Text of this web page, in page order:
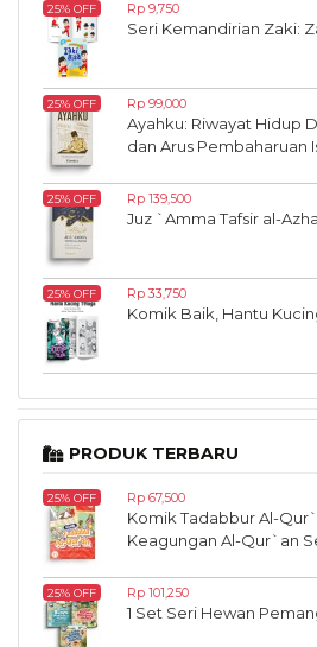
25% OFF Rp 9,750
Seri Kemandirian Zaki:
25% OFF Rp 99,000
Ayahku: Riwayat Hidup
dan Arus Pembaharuan
25% OFF Rp 139,500
Juz `Amma Tafsir al-
25% OFF Rp 33,750
Komik Baik, Hantu
PRODUK TERBARU
25% OFF Rp 67,500
Komik Tadabbur Al-
Keagungan Al-Qur`an
25% OFF Rp 101,250
1 Set Seri Hewan